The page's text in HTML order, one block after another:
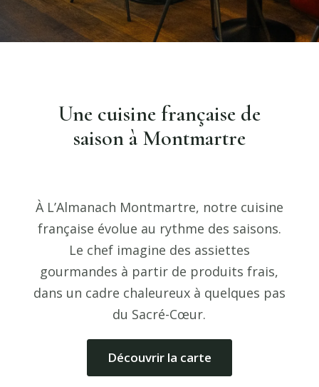
Une cuisine française de
saison à Montmartre
À L’Almanach Montmartre, notre cuisine
française évolue au rythme des saisons.
Le chef imagine des assiettes
gourmandes à partir de produits frais,
dans un cadre chaleureux à quelques pas
du Sacré-Cœur.
Découvrir la carte